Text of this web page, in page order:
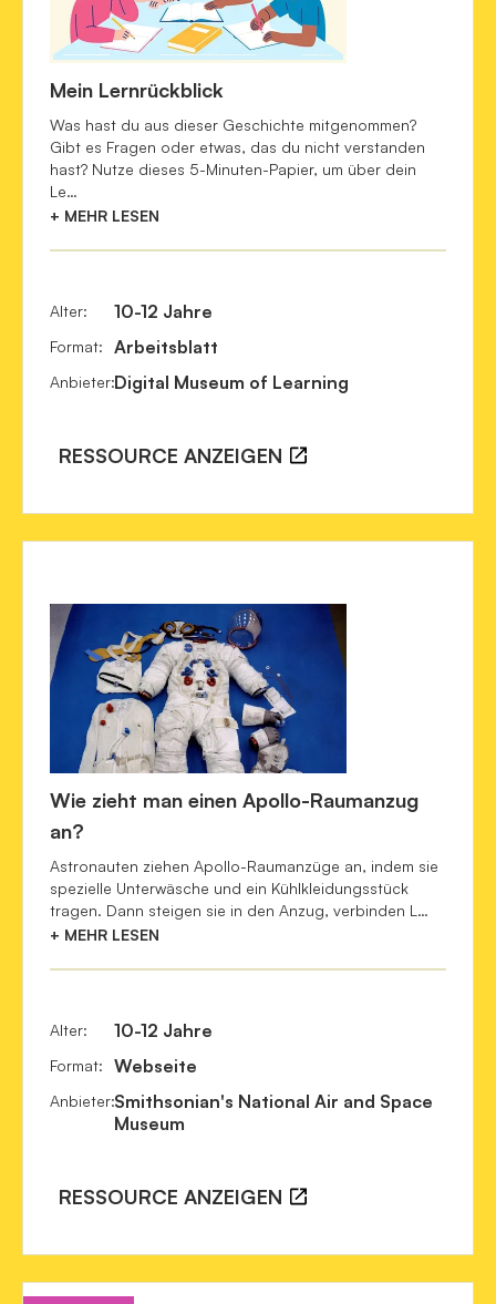
academic and Social Outcomes in adolescents
https://www.ncbi.nlm.nih.gov/pmc/articles/PMC9421350/
Postrel, V. I. (2020). The fabric of civilization : how textiles
made the world (First edition). Basic Books.
NASA. (2024, July 19). Spacesuits .
https://www.nasa.gov/extravehicular-activity-and-human-
surface-mobility/spacesuits/
Accessoires erkennen, deuten und daraus Ideen für
eigene Vorhaben ableiten.
NMG.1.1. für 9+
2 c) können ihre Fähigkeiten erkunden und sich
selber charakterisieren.
2 e) können Vorstellungen für ihre Zukunft
entwickeln und davon erzählen (z.B. Schulwahl,
Berufswunsch, Hobbys, Lebensweise).
Mein Lernrückblick
Was hast du aus dieser Geschichte mitgenommen?
Gibt es Fragen oder etwas, das du nicht verstanden
hast? Nutze dieses 5-Minuten-Papier, um über dein
Le…
+ MEHR LESEN
RESSOURCE ANZEIGEN
Alter: 10-12 Jahre
Format: Arbeitsblatt
Anbieter:Digital Museum of Learning
Wie zieht man einen Apollo-Raumanzug
an?
Astronauten ziehen Apollo-Raumanzüge an, indem sie
spezielle Unterwäsche und ein Kühlkleidungsstück
tragen. Dann steigen sie in den Anzug, verbinden L…
+ MEHR LESEN
RESSOURCE ANZEIGEN
Alter: 10-12 Jahre
Format: Webseite
Anbieter:Smithsonian's National Air and Space
Museum